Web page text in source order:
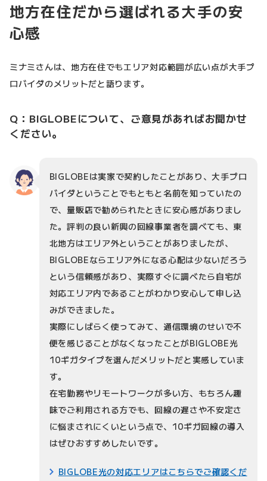
地方在住だから選ばれる大手の安
心感
ミナミさんは、地方在住でもエリア対応範囲が広い点が大手プ
ロバイダのメリットだと語ります。
Q：BIGLOBEについて、ご意見があればお聞かせ
ください。
BIGLOBEは実家で契約したことがあり、大手プロ
バイダということでもともと名前を知っていたの
で、量販店で勧められたときに安心感がありまし
た。評判の良い新興の回線事業者を調べても、東
北地方はエリア外ということがありましたが、
BIGLOBEならエリア外になる心配は少ないだろう
という信頼感があり、実際すぐに調べたら自宅が
対応エリア内であることがわかり安心して申し込
みができました。
実際にしばらく使ってみて、通信環境のせいで不
便を感じることがなくなったことがBIGLOBE光
10ギガタイプを選んだメリットだと実感していま
す。
在宅勤務やリモートワークが多い方、もちろん趣
味でご利用される方でも、回線の遅さや不安定さ
に悩まされにくいという点で、10ギガ回線の導入
はぜひおすすめしたいです。
BIGLOBE光の対応エリアはこちらでご確認くだ